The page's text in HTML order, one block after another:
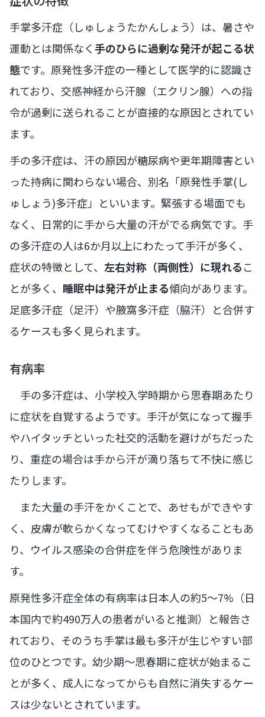
手掌多汗症（しゅしょうたかんしょう）は、暑さや
運動とは関係なく手のひらに過剰な発汗が起こる状
態です。原発性多汗症の一種として医学的に認識さ
れており、交感神経から汗腺（エクリン腺）への指
令が過剰に送られることが直接的な原因とされてい
ます。
手の多汗症は、汗の原因が糖尿病や更年期障害とい
った持病に関わらない場合、別名「原発性手掌(し
ゅしょう)多汗症」といいます。緊張する場面でも
なく、日常的に手から大量の汗がでる病気です。手
の多汗症の人は6か月以上にわたって手汗が多く、
症状の特徴として、 左右対称（両側性）に現れるこ
とが多く、 睡眠中は発汗が止まる傾向があります。
足底多汗症（足汗）や腋窩多汗症（脇汗）と合併す
るケースも多く見られます。
有病率
手の多汗症は、小学校入学時期から思春期あたり
に症状を自覚するようです。手汗が気になって握手
やハイタッチといった社交的活動を避けがちだった
り、重症の場合は手から汗が滴り落ちて不快に感じ
たりします。
また大量の手汗をかくことで、あせもができやす
く、皮膚が軟らかくなってむけやすくなることもあ
り、ウイルス感染の合併症を伴う危険性がありま
す。
原発性多汗症全体の有病率は日本人の約5〜7%（日
本国内で約490万人の患者がいると推測）と報告さ
れており、そのうち手掌は最も多汗が生じやすい部
位のひとつです。幼少期〜思春期に症状が始まるこ
とが多く、成人になってからも自然に消失するケー
スは少ないとされています。